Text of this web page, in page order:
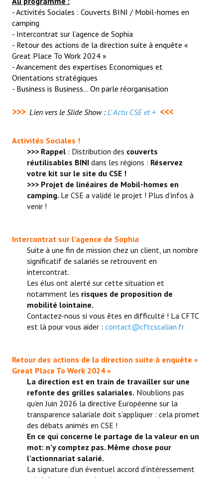
Liens CFTC
Rejoignez Nous !
La CFTC Chez SCALIAN
> La Team en action
CONTACT
Formulaire de contact
- Via l'Intranet SCALIAN
- Via le site Internet du CSE SCALIAN
- Via la BAL SCALIAN
- Activités Sociales : Couverts BINI / Mobil-homes en
camping
- Intercontrat sur l’agence de Sophia
- Retour des actions de la direction suite à enquête «
Great Place To Work 2024 »
- Avancement des expertises Economiques et
Orientations stratégiques
- Business is Business… On parle réorganisation
>>>Lien vers le Slide Show :L' Actu CSE et + <<<
Activités Sociales !
>>> Rappel : Distribution des couverts
réutilisables BINI dans les régions : Réservez
votre kit sur le site du CSE !
>>> Projet de linéaires de Mobil-homes en
camping. Le CSE a validé le projet ! Plus d’infos à
venir !
Intercontrat sur l’agence de Sophia
Suite à une fin de mission chez un client, un nombre
significatif de salariés se retrouvent en
intercontrat.
Les élus ont alerté sur cette situation et
notamment les risques de proposition de
mobilité lointaine.
Contactez-nous si vous êtes en difficulté ! La CFTC
est là pour vous aider : contact@cftcscalian.fr
Retour des actions de la direction suite à enquête «
Great Place To Work 2024 »
La direction est en train de travailler sur une
refonte des grilles salariales. N’oublions pas
qu’en Juin 2026 la directive Européenne sur la
transparence salariale doit s’appliquer : cela promet
des débats animés en CSE !
En ce qui concerne le partage de la valeur en un
mot: n’y comptez pas. Même chose pour
l’actionnariat salarié.
La signature d’un éventuel accord d’intéressement